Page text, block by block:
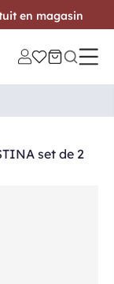
set de 2
en magasin